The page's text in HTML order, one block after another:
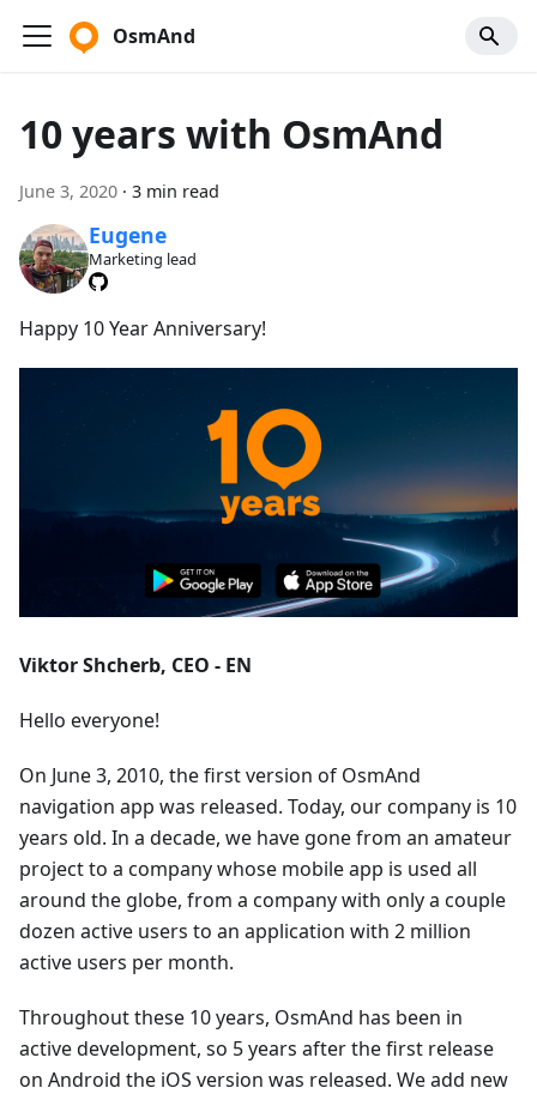
OsmAnd
10 years with OsmAnd
June 3, 2020 · 3 min read
Eugene
Marketing lead
Happy 10 Year Anniversary!
Viktor Shcherb, CEO - EN
Hello everyone!
On June 3, 2010, the first version of OsmAnd
navigation app was released. Today, our company is 10
years old. In a decade, we have gone from an amateur
project to a company whose mobile app is used all
around the globe, from a company with only a couple
dozen active users to an application with 2 million
active users per month.
Throughout these 10 years, OsmAnd has been in
active development, so 5 years after the first release
on Android the iOS version was released. We add new